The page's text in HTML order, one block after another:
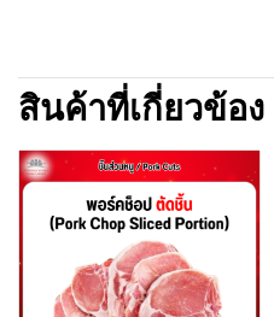
สินค้าที่เกี่ยวข้อง